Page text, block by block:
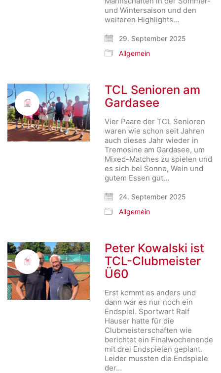
und Wintersaison und den
weiteren Highlights…
29. September 2025
Allgemein
TCL Senioren am
Gardasee
Vier Paare der TCL Senioren
waren wie schon seit Jahren
auch dieses Jahr wieder in
Tremosine am Gardasee, um
Mixed-Matches zu spielen und
es sich bei Sonne, Wein und
gutem Essen gut…
24. September 2025
Allgemein
Peter Kowalski ist
TCL-Clubmeister
Ü60
Erst kommt es anders und
dann war es nur noch ein
Endspiel. Sportwart Ralf
Hauser hatte für die
Clubmeisterschaften wie
berichtet ein Finalwochenende
mit drei Endspielen geplant.
Leider mussten die Endspiele
der…